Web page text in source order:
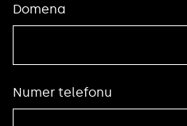
Domena
Numer telefonu